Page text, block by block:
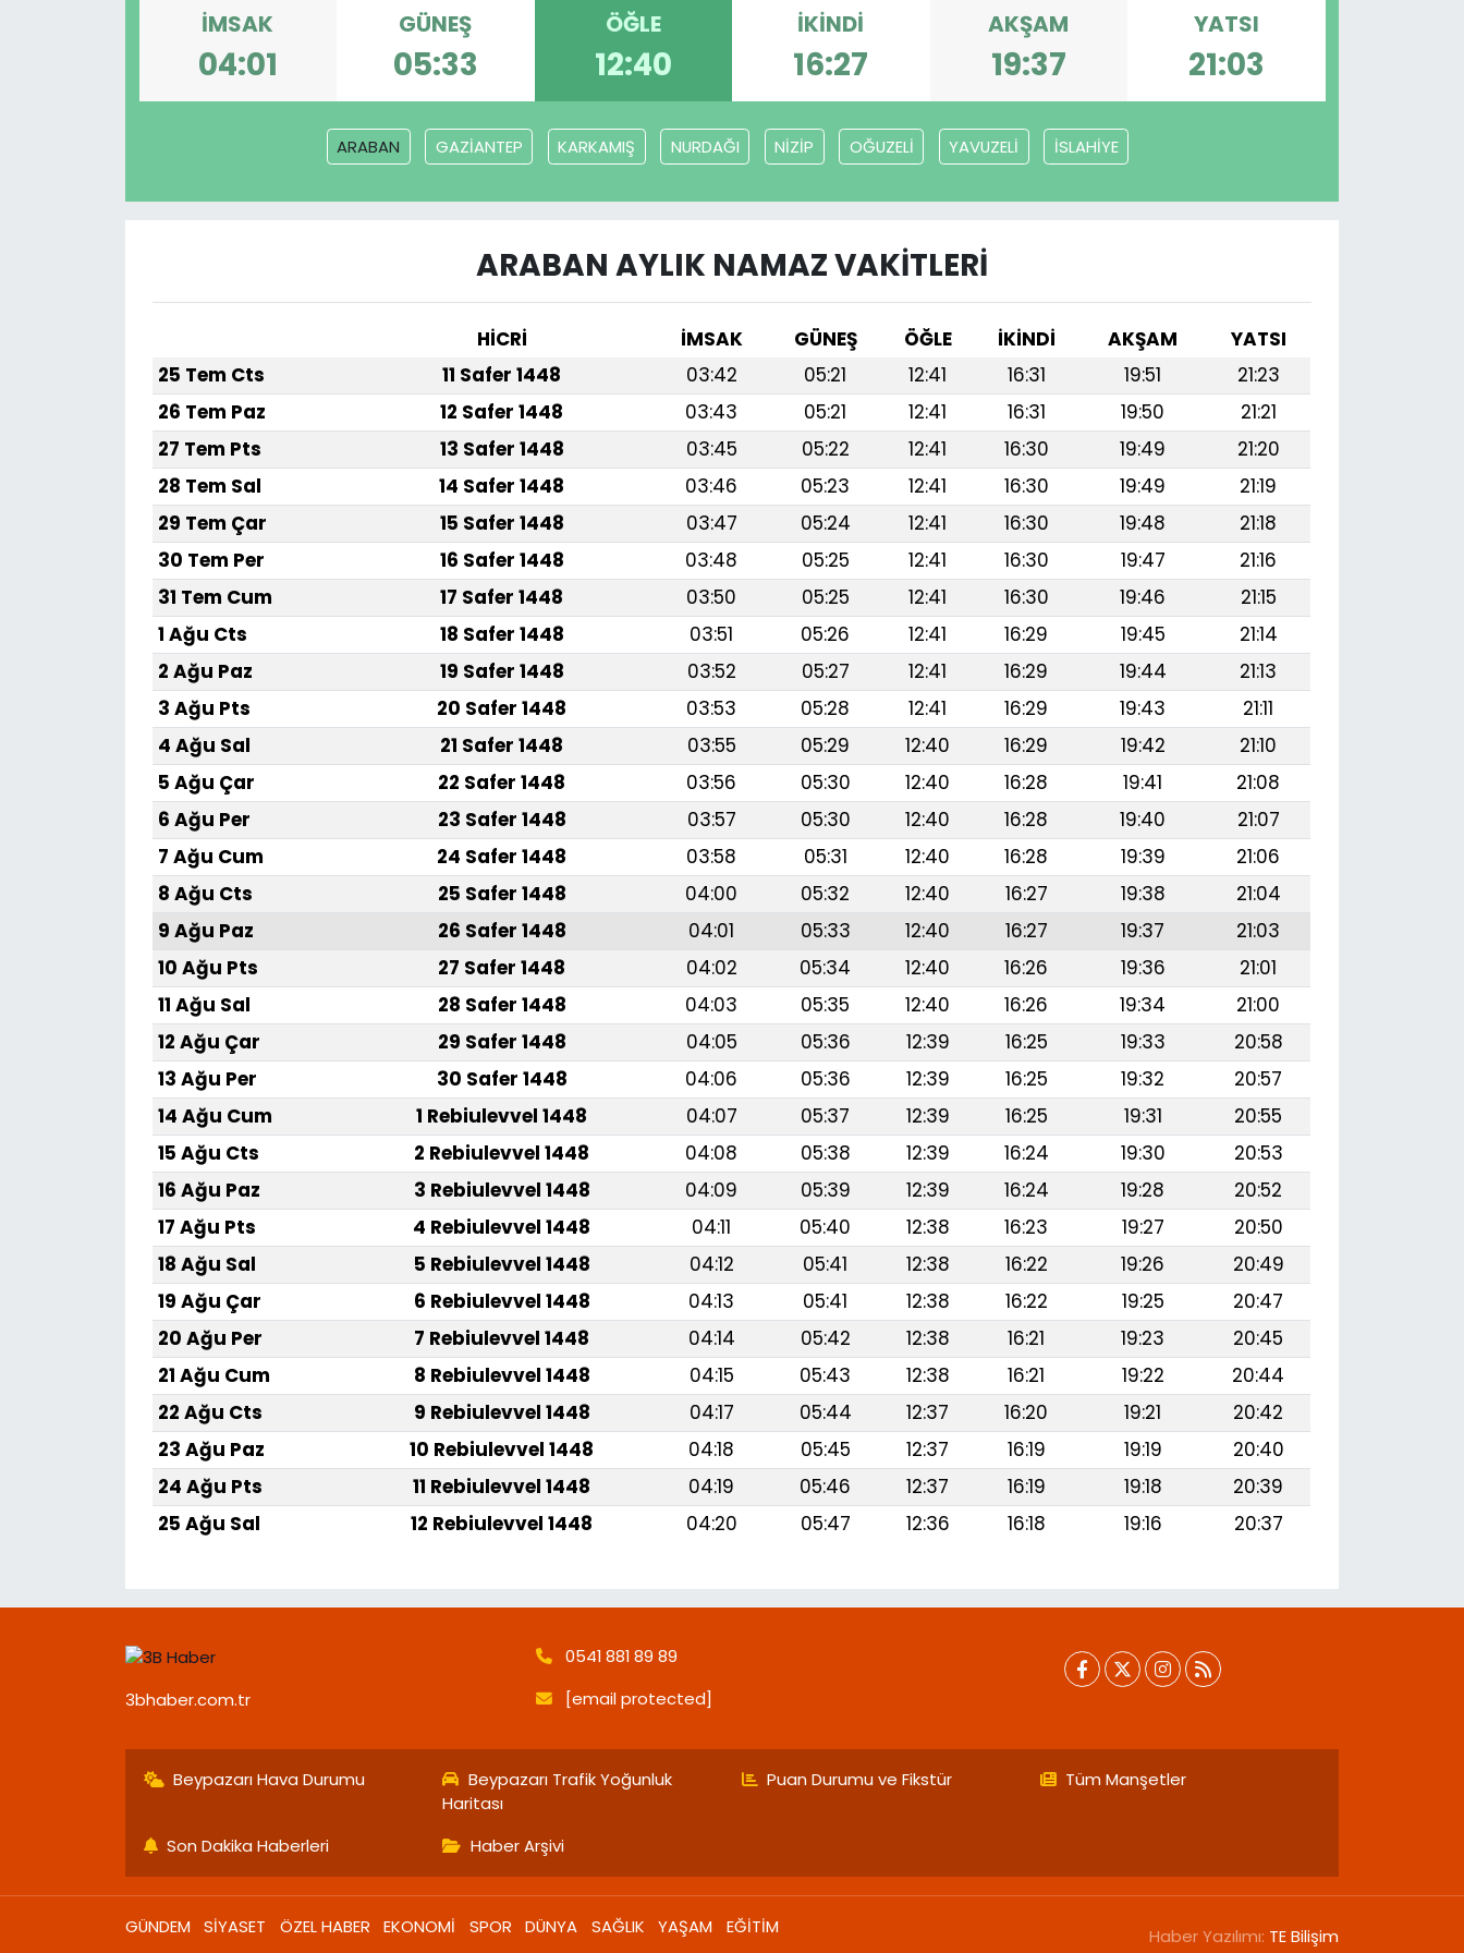
İMSAK
04:01
GÜNEŞ
05:33
ÖĞLE
12:40
İKINDI
16:27
AKŞAM
19:37
YATSI
21:03
ARABAN GAZİANTEP KARKAMIŞ NURDAĞI NİZİP OĞUZELİ YAVUZELİ İSLAHİYE
ARABAN AYLIK NAMAZ VAKITLERI
HİCRİ İMSAK GÜNEŞ ÖĞLE İKINDI AKŞAM
YATSI
25 Tem Cts
11 Safer 1448 03:42 05:21 12:41 16:31 19:51
21:23
26 Tem Paz
12 Safer 1448 03:43 05:21 12:41 16:31 19:50
21:21
27 Tem Pts
13 Safer 1448 03:45 05:22 12:41 16:30 19:49
21:20
28 Tem Sal
14 Safer 1448 03:46 05:23 12:41 16:30 19:49
21:19
29 Tem Çar
15 Safer 1448 03:47 05:24 12:41 16:30 19:48
21:18
30 Tem Per
16 Safer 1448 03:48 05:25 12:41 16:30 19:47
21:16
31 Tem Cum
17 Safer 1448 03:50 05:25 12:41 16:30 19:46
21:15
1 Ağu Cts
18 Safer 1448 03:51 05:26 12:41 16:29 19:45
21:14
2 Ağu Paz
19 Safer 1448 03:52 05:27 12:41 16:29 19:44
21:13
3 Ağu Pts
20 Safer 1448 03:53 05:28 12:41 16:29 19:43
21:11
4 Ağu Sal
21 Safer 1448 03:55 05:29 12:40 16:29 19:42
21:10
5 Ağu Çar
22 Safer 1448 03:56 05:30 12:40 16:28 19:41
21:08
6 Ağu Per
23 Safer 1448 03:57 05:30 12:40 16:28 19:40
21:07
7 Ağu Cum
24 Safer 1448 03:58 05:31 12:40 16:28 19:39
21:06
8 Ağu Cts
25 Safer 1448 04:00 05:32 12:40 16:27 19:38
21:04
9 Ağu Paz
26 Safer 1448 04:01 05:33 12:40 16:27 19:37
21:03
10 Ağu Pts
27 Safer 1448 04:02 05:34 12:40 16:26 19:36
21:01
11 Ağu Sal
28 Safer 1448 04:03 05:35 12:40 16:26 19:34
21:00
12 Ağu Çar
29 Safer 1448 04:05 05:36 12:39 16:25 19:33
20:58
13 Ağu Per
30 Safer 1448 04:06 05:36 12:39 16:25 19:32
20:57
14 Ağu Cum
1 Rebiulevvel 1448 04:07 05:37 12:39 16:25 19:31
20:55
15 Ağu Cts
2 Rebiulevvel 1448 04:08 05:38 12:39 16:24 19:30
20:53
16 Ağu Paz
3 Rebiulevvel 1448 04:09 05:39 12:39 16:24 19:28
20:52
17 Ağu Pts
4 Rebiulevvel 1448 04:11 05:40 12:38 16:23 19:27
20:50
18 Ağu Sal
5 Rebiulevvel 1448 04:12 05:41 12:38 16:22 19:26
20:49
19 Ağu Çar
6 Rebiulevvel 1448 04:13 05:41 12:38 16:22 19:25
20:47
20 Ağu Per
7 Rebiulevvel 1448 04:14 05:42 12:38 16:21 19:23
20:45
21 Ağu Cum
8 Rebiulevvel 1448 04:15 05:43 12:38 16:21 19:22
20:44
22 Ağu Cts
9 Rebiulevvel 1448 04:17 05:44 12:37 16:20 19:21
20:42
23 Ağu Paz
10 Rebiulevvel 1448 04:18 05:45 12:37 16:19 19:19
20:40
24 Ağu Pts
11 Rebiulevvel 1448 04:19 05:46 12:37 16:19 19:18
20:39
25 Ağu Sal
12 Rebiulevvel 1448 04:20 05:47 12:36 16:18 19:16 20:37
3bhaber.com.tr
0541 881 89 89
[email protected]
Beypazarı Hava Durumu
Beypazarı Trafik Yoğunluk
Haritası
Puan Durumu ve Fikstür Tüm Manşetler
Son Dakika Haberleri Haber Arşivi
GÜNDEM SİYASET ÖZEL HABER EKONOMİ SPOR DÜNYA SAĞLIK YAŞAM EĞİTİM Haber Yazılımı: TE Bilişim